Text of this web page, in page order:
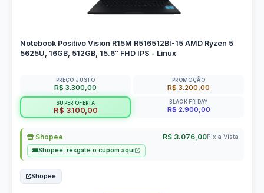
Notebook Positivo Vision R15M R516512BI-15 AMD Ryzen 5
5625U, 16GB, 512GB, 15.6″ FHD IPS - Linux
PREÇO JUSTO
R$ 3.300,00
PROMOÇÃO
R$ 3.200,00
SUPER OFERTA
R$ 3.100,00
BLACK FRIDAY
R$ 2.900,00
Shopee R$ 3.076,00Pix a Vista
Shopee: resgate o cupom aqui
Shopee